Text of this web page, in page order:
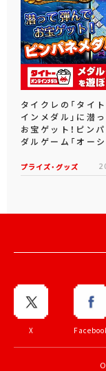
タイクレの「タイ
インメダル」に潜
お宝ゲット！ピン
ダルゲーム「オー
プライズ・グッズ
X